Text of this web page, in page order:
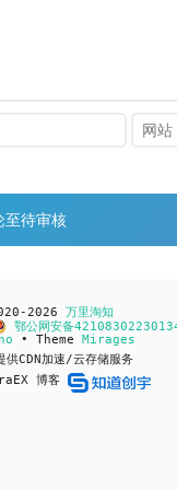
2026 万里淘知
鄂公网安备
• Theme Mirages
CDN加速/云存储服务